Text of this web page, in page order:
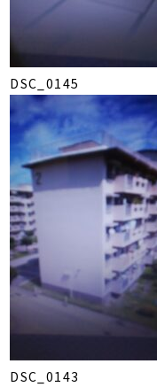
DSC_0145
DSC_0143